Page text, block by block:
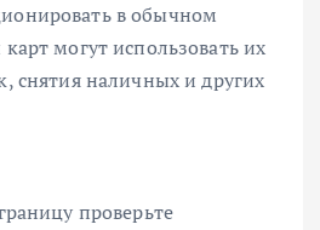
в обычном
могут использовать их
снятия наличных и других
проверьте